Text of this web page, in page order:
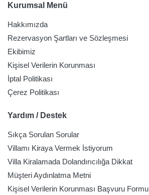
Kurumsal Menü
Hakkımızda
Rezervasyon Şartları ve Sözleşmesi
Ekibimiz
Kişisel Verilerin Korunması
İptal Politikası
Çerez Politikası
Yardım / Destek
Sıkça Sorulan Sorular
Villamı Kiraya Vermek İstiyorum
Villa Kiralamada Dolandırıcılığa Dikkat
Müşteri Aydınlatma Metni
Kişisel Verilerin Korunması Başvuru Formu